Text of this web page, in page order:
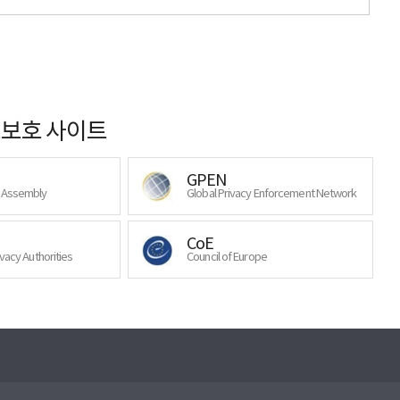
호 사이트
GPEN
Global Privacy Enforcement Network
Authorities
CoE
Council of Europe